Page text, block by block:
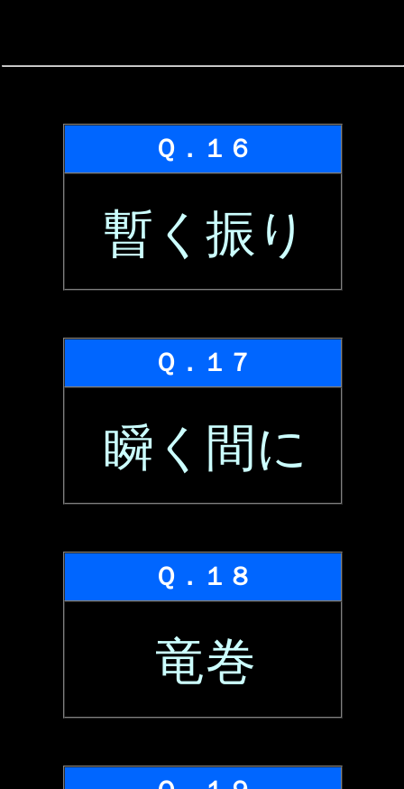
Ｑ．１６
暫く振り
Ｑ．１７
瞬く間に
Ｑ．１８
竜巻